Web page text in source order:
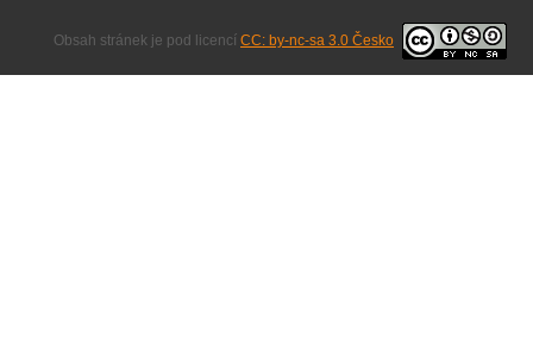
Obsah stránek je pod licencí CC: by-nc-sa 3.0 Česko